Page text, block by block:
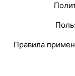
Правила